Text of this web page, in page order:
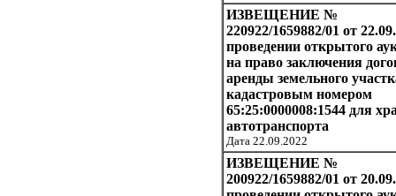
ИЗВЕЩЕНИЕ №
220922/1659882/01 от
проведении открытого
на право заключения
аренды земельного
кадастровым номером
65:25:0000008:1544 для
автотранспорта
Дата 22.09.2022
ИЗВЕЩЕНИЕ №
200922/1659882/01 от